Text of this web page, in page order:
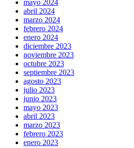
mayo 2024
abril 2024
marzo 2024
febrero 2024
enero 2024
diciembre 2023
noviembre 2023
octubre 2023
septiembre 2023
agosto 2023
julio 2023
junio 2023
mayo 2023
abril 2023
marzo 2023
febrero 2023
enero 2023